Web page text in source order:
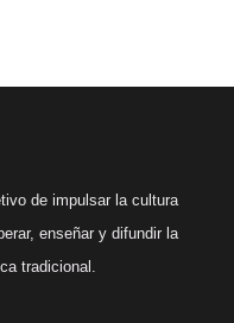
de impulsar la cultura
enseñar y difundir la
tradicional.